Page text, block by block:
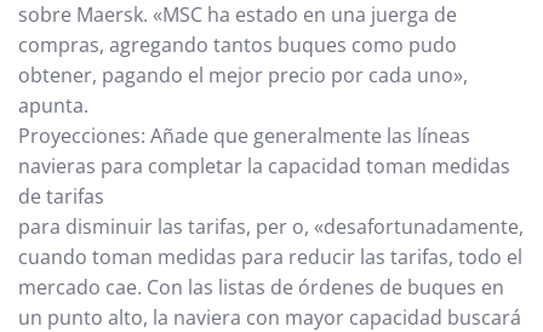
sobre Maersk. «MSC ha estado en una juerga de
compras, agregando tantos buques como pudo
obtener, pagando el mejor precio por cada uno»,
apunta.
Proyecciones: Añade que generalmente las líneas
navieras para completar la capacidad toman medidas
de tarifas
para disminuir las tarifas, per o, «desafortunadamente,
cuando toman medidas para reducir las tarifas, todo el
mercado cae. Con las listas de órdenes de buques en
un punto alto, la naviera con mayor capacidad buscará